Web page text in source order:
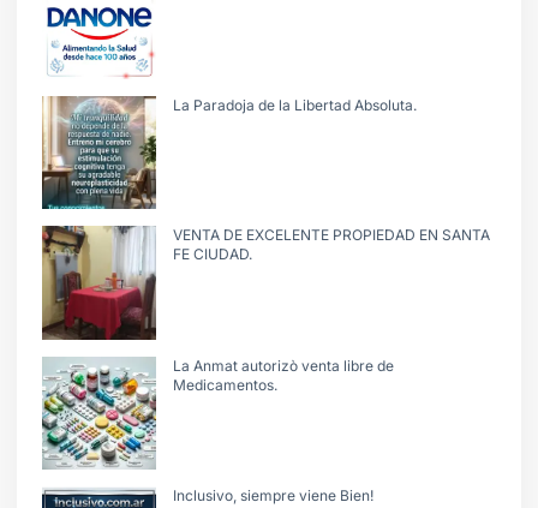
La Paradoja de la Libertad Absoluta.
VENTA DE EXCELENTE PROPIEDAD EN SANTA
FE CIUDAD.
La Anmat autorizò venta libre de
Medicamentos.
Inclusivo, siempre viene Bien!